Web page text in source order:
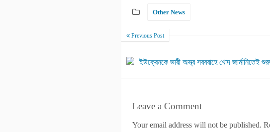
Other News
Previous Post
ইউক্রেনকে ভারী অস্ত্র সরবরাহে খোদ জার্মানিতেই শুরু
Leave a Comment
Your email address will not be published.